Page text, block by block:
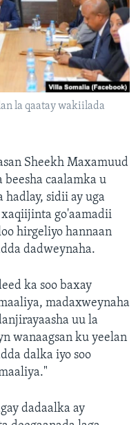
la qaatay wakiilada
Sheekh Maxamuud
caalamka u
hadlay, sidii ay uga
go'aamadii
hirgeliyo hannaan
dadweynaha.
ka soo baxay
madaxweynaha
uu la
wanaagsan ku yeelan
dalka iyo soo
dadaalka ay